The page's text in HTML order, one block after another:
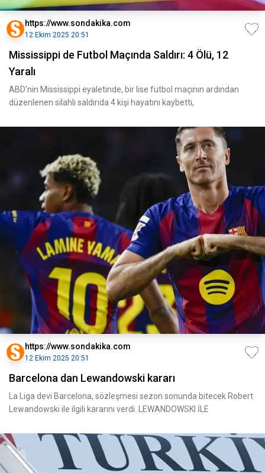
https://www.sondakika.com
12 Ekim 2025 20:51
Mississippi de Futbol Maçında Saldırı: 4 Ölü, 12
Yaralı
ABD'nin Mississippi eyaletinde, bir lise futbol maçının ardından
düzenlenen silahlı saldırıda 4 kişi hayatını kaybetti,
https://www.sondakika.com
12 Ekim 2025 20:51
Barcelona dan Lewandowski kararı
La Liga devi Barcelona, sözleşmesi sezon sonunda bitecek Robert
Lewandowski ile ilgili kararını verdi. LEWANDOWSKI İLE